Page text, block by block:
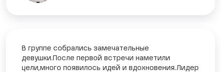
В группе собрались замечательные
девушки.После первой встречи наметили
цели,много появилось идей и вдохновения.Лидер